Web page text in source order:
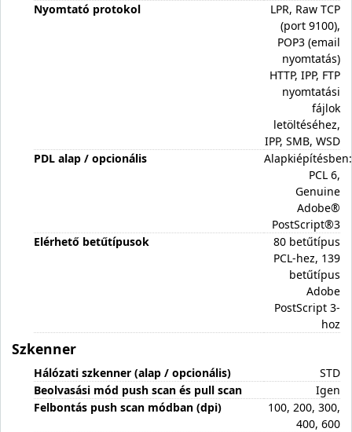
Nyomtató protokol
LPR, Raw TCP
(port 9100),
POP3 (email
nyomtatás)
HTTP, IPP, FTP
nyomtatási
fájlok
letöltéséhez,
IPP, SMB, WSD
PDL alap / opcionális
Alapkiépítésben:
PCL 6,
Genuine
Adobe®
PostScript®3
Elérhető betűtípusok
80 betűtípus
PCL-hez, 139
betűtípus
Adobe
PostScript 3-
hoz
Szkenner
Hálózati szkenner (alap / opcionális)
STD
Beolvasási mód push scan és pull scan
Igen
Felbontás push scan módban (dpi)
100, 200, 300,
400, 600